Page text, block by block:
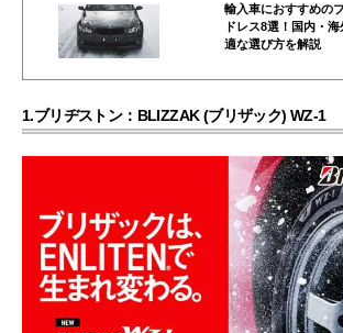
輸入車におすすめの
ドレス8選！国内・
適な選び方を解説
1.ブリヂストン：BLIZZAK (ブリザック) WZ-1